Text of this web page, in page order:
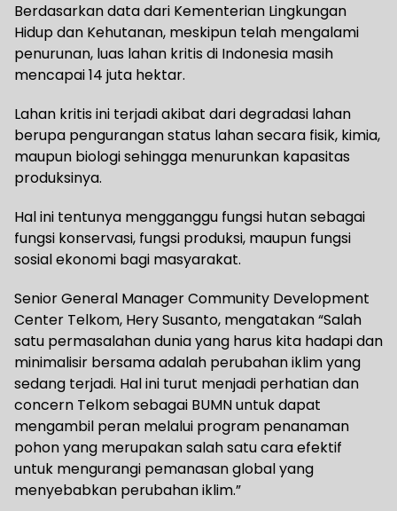
Berdasarkan data dari Kementerian Lingkungan
Hidup dan Kehutanan, meskipun telah mengalami
penurunan, luas lahan kritis di Indonesia masih
mencapai 14 juta hektar.
Lahan kritis ini terjadi akibat dari degradasi lahan
berupa pengurangan status lahan secara fisik, kimia,
maupun biologi sehingga menurunkan kapasitas
produksinya.
Hal ini tentunya mengganggu fungsi hutan sebagai
fungsi konservasi, fungsi produksi, maupun fungsi
sosial ekonomi bagi masyarakat.
Senior General Manager Community Development
Center Telkom, Hery Susanto, mengatakan “Salah
satu permasalahan dunia yang harus kita hadapi dan
minimalisir bersama adalah perubahan iklim yang
sedang terjadi. Hal ini turut menjadi perhatian dan
concern Telkom sebagai BUMN untuk dapat
mengambil peran melalui program penanaman
pohon yang merupakan salah satu cara efektif
untuk mengurangi pemanasan global yang
menyebabkan perubahan iklim.”